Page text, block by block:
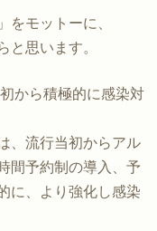
をモットーに、
と思います。
から積極的に感染対
、流行当初からアル
間予約制の導入、予
に、より強化し感染